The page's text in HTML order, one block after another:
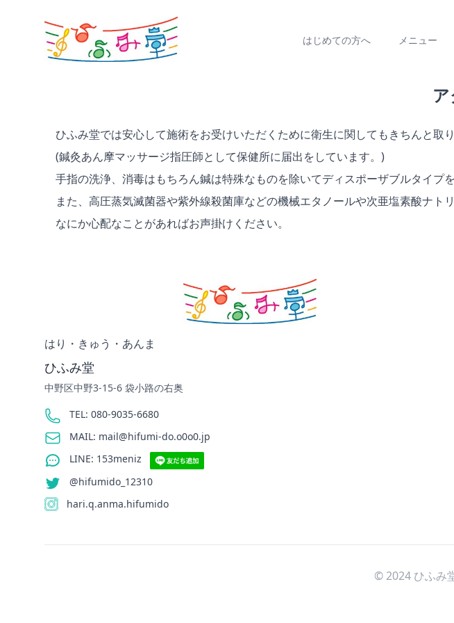
はじめての方へ メニュー
ひふみ堂では安心して施術をお受けいただくために衛生に関してもきちんと取り
(鍼灸あん摩マッサージ指圧師として保健所に届出をしています。)
手指の洗浄、消毒はもちろん鍼は特殊なものを除いてディスポーザブルタイプを
また、高圧蒸気滅菌器や紫外線殺菌庫などの機械エタノールや次亜塩素酸ナト
なにか心配なことがあればお声掛けください。
はり・きゅう・あんま
ひふみ堂
中野区中野3-15-6 袋小路の右奥
Phone number
TEL: 080-9035-6680
Email MAIL: mail@hifumi-do.o0o0.jp
LINE
LINE: 153meniz
@hifumido_12310
hari.q.anma.hifumido
© 2024 ひふみ